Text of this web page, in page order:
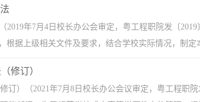
年7月4日校长办公会审定，粤工程职院发〔
据上级相关文件及要求，结合学校实际情况，制定
修订）
）（2021年7月8日校长办公会议审定，粤工程职院